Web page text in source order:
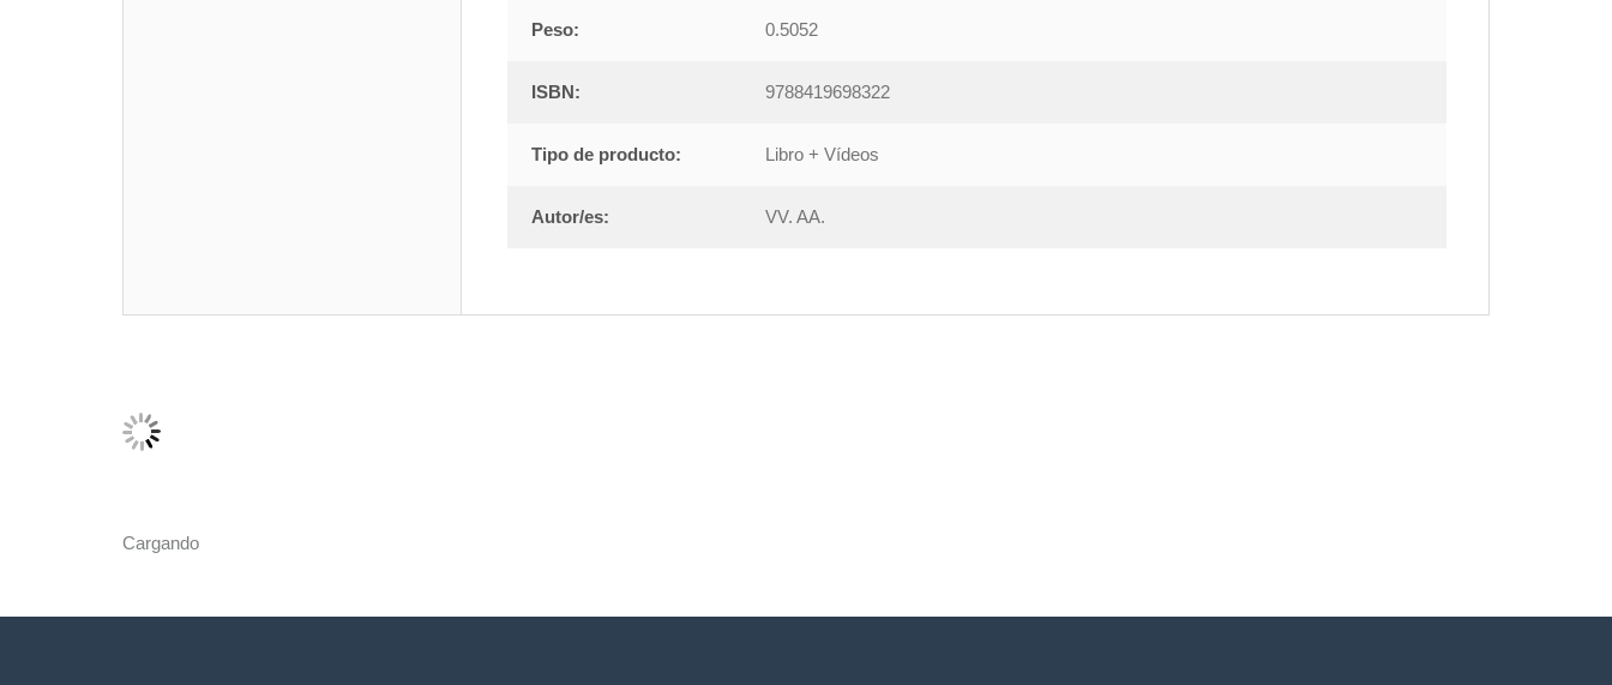
Peso: 0.5052
ISBN: 9788419698322
Tipo de producto: Libro + Vídeos
Autor/es: VV. AA.
Cargando